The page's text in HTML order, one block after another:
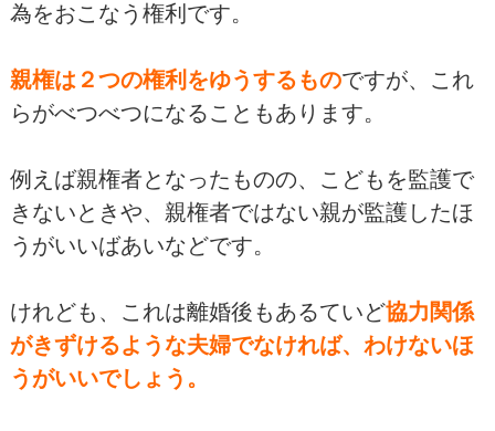
為をおこなう権利です。
親権は２つの権利をゆうするものですが、これ
らがべつべつになることもあります。
例えば親権者となったものの、こどもを監護で
きないときや、親権者ではない親が監護したほ
うがいいばあいなどです。
けれども、これは離婚後もあるていど協力関係
がきずけるような夫婦でなければ、わけないほ
うがいいでしょう。